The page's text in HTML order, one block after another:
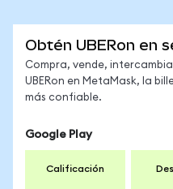
Obtén UBERon en
Compra, vende,
UBERon en MetaMask, la
más confiable.
Google Play
Calificación